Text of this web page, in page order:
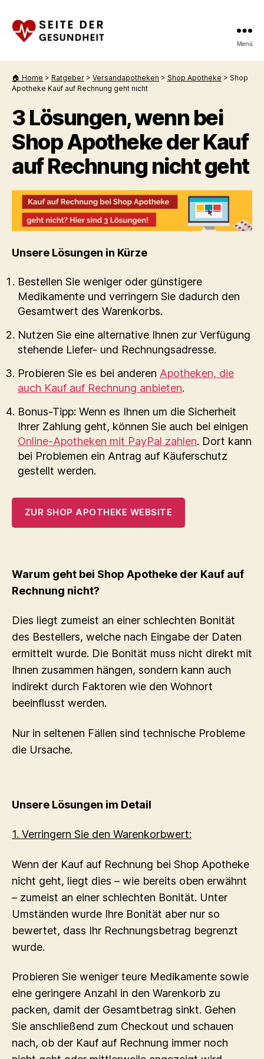
der
Gesundheit
Menü
🏠 Home > Ratgeber > Versandapotheken > Shop Apotheke > Shop
Apotheke Kauf auf Rechnung geht nicht
3 Lösungen, wenn bei
Shop Apotheke der Kauf
auf Rechnung nicht geht
Unsere Lösungen in Kürze
Bestellen Sie weniger oder günstigere
Medikamente und verringern Sie dadurch den
Gesamtwert des Warenkorbs.
Nutzen Sie eine alternative Ihnen zur Verfügung
stehende Liefer- und Rechnungsadresse.
Probieren Sie es bei anderen Apotheken, die
auch Kauf auf Rechnung anbieten.
Bonus-Tipp: Wenn es Ihnen um die Sicherheit
Ihrer Zahlung geht, können Sie auch bei einigen
Online-Apotheken mit PayPal zahlen. Dort kann
bei Problemen ein Antrag auf Käuferschutz
gestellt werden.
ZUR SHOP APOTHEKE WEBSITE
Warum geht bei Shop Apotheke der Kauf auf
Rechnung nicht?
Dies liegt zumeist an einer schlechten Bonität
des Bestellers, welche nach Eingabe der Daten
ermittelt wurde. Die Bonität muss nicht direkt mit
Ihnen zusammen hängen, sondern kann auch
indirekt durch Faktoren wie den Wohnort
beeinflusst werden.
Nur in seltenen Fällen sind technische Probleme
die Ursache.
Unsere Lösungen im Detail
1. Verringern Sie den Warenkorbwert:
Wenn der Kauf auf Rechnung bei Shop Apotheke
nicht geht, liegt dies – wie bereits oben erwähnt
– zumeist an einer schlechten Bonität. Unter
Umständen wurde Ihre Bonität aber nur so
bewertet, dass Ihr Rechnungsbetrag begrenzt
wurde.
Probieren Sie weniger teure Medikamente sowie
eine geringere Anzahl in den Warenkorb zu
packen, damit der Gesamtbetrag sinkt. Gehen
Sie anschließend zum Checkout und schauen
nach, ob der Kauf auf Rechnung immer noch